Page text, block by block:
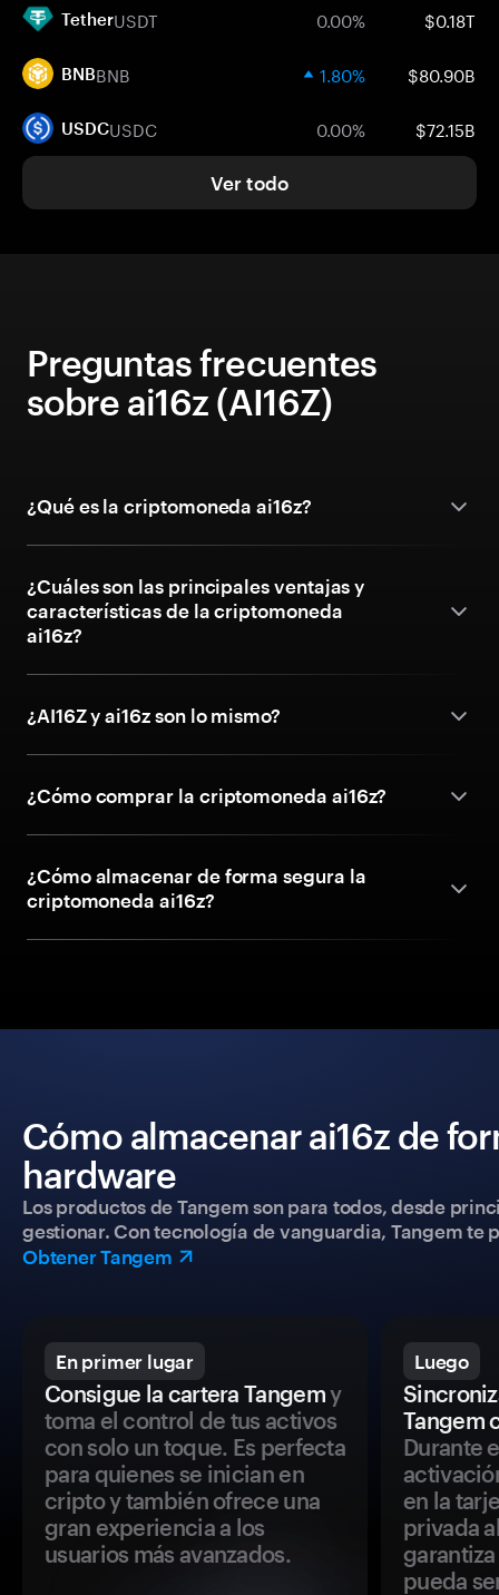
TetherUSDT 0.00% $0.18T
BNBBNB 1.80% $80.90B
USDCUSDC 0.00% $72.15B
Ver todo
Preguntas frecuentes
sobre ai16z (AI16Z)
¿Qué es la criptomoneda ai16z?
¿Cuáles son las principales ventajas y
características de la criptomoneda
ai16z?
¿AI16Z y ai16z son lo mismo?
¿Cómo comprar la criptomoneda ai16z?
¿Cómo almacenar de forma segura la
criptomoneda ai16z?
Cómo almacenar ai16z de
hardware
Los productos de Tangem son para todos, desde
gestionar. Con tecnología de vanguardia, Tangem
Obtener Tangem
En primer lugar
Consigue la cartera Tangemy
toma el control de tus activos
con solo un toque. Es perfecta
para quienes se inician en
cripto y también ofrece una
gran experiencia a los
usuarios más avanzados.
Luego
Tangem
Durante
en la
privada
pueda